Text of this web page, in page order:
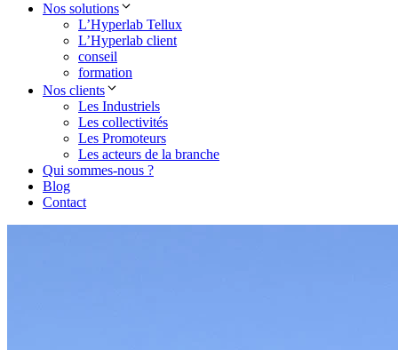
Nos solutions
L’Hyperlab Tellux
L’Hyperlab client
conseil
formation
Nos clients
Les Industriels
Les collectivités
Les Promoteurs
Les acteurs de la branche
Qui sommes-nous ?
Blog
Contact